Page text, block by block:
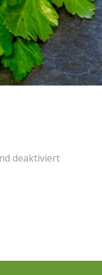
deaktiviert